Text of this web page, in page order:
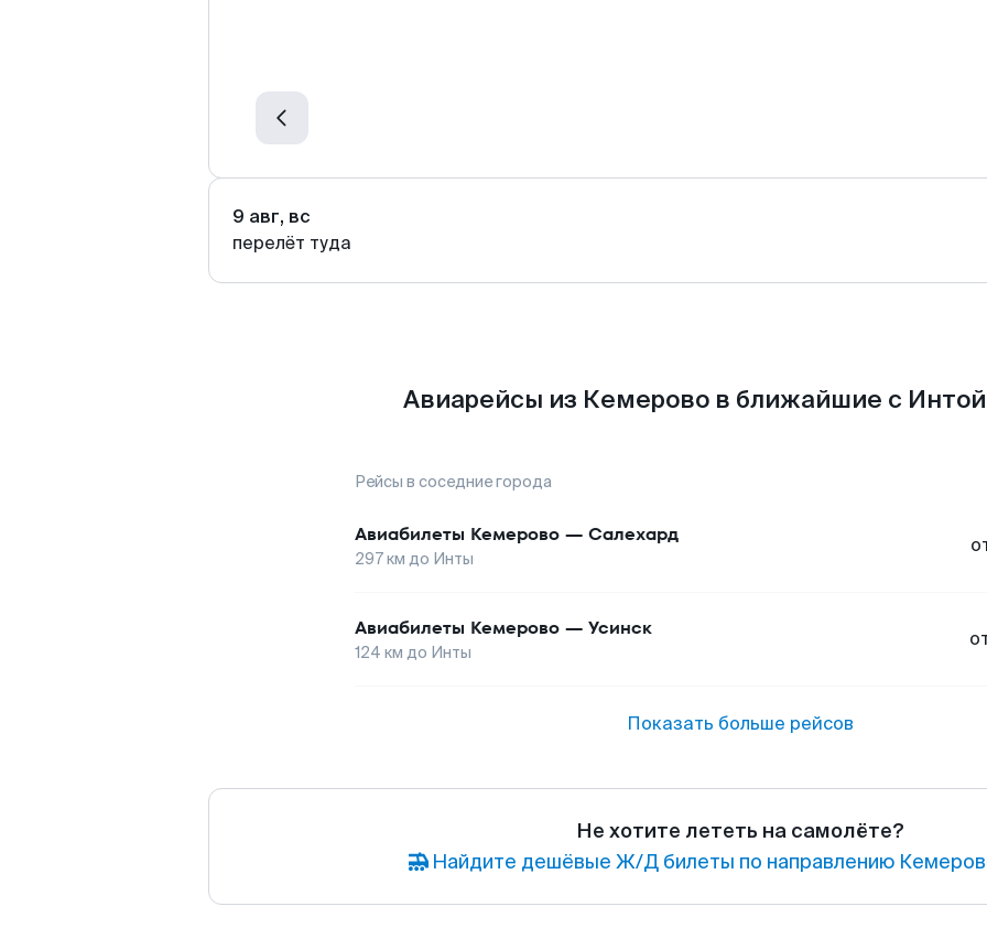
9 авг, вс
перелёт туда
Авиарейсы из Кемерово в ближайшие с Интой
Рейсы в соседние города
Авиабилеты Кемерово — Салехард
297км до Инты
Авиабилеты Кемерово — Усинск
124 км до Инты
Показать больше рейсов
Не хотите лететь на самолёте?
Найдите дешёвые Ж/Д билеты по направлению